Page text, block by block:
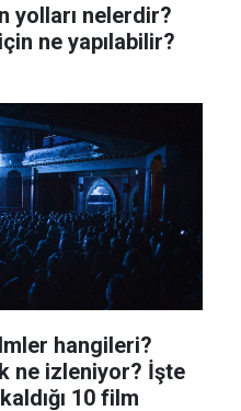
yolları nelerdir?
ne yapılabilir?
hangileri?
ne izleniyor? İşte
10 film